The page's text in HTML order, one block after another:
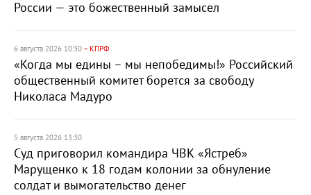
России — это божественный замысел
6 августа 2026 10:30 – КПРФ
«Когда мы едины – мы непобедимы!» Российский
общественный комитет борется за свободу
Николаса Мадуро
5 августа 2026 13:30
Суд приговорил командира ЧВК «Ястреб»
Марущенко к 18 годам колонии за обнуление
солдат и вымогательство денег